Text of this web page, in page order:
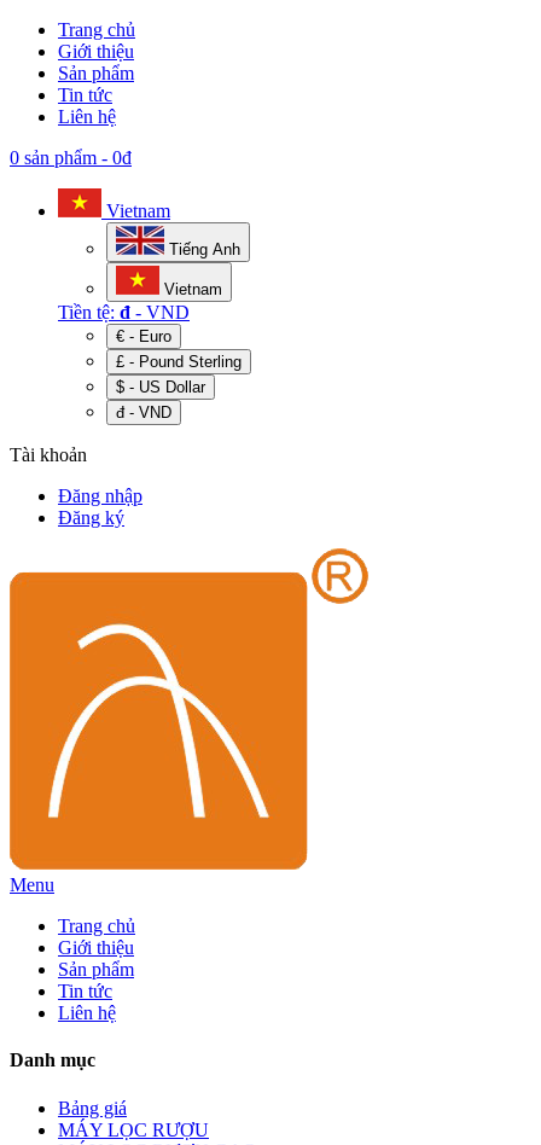
Trang chủ
Giới thiệu
Sản phẩm
Tin tức
Liên hệ
0 sản phẩm - 0đ
Vietnam
Tiếng Anh
Vietnam
Tiền tệ: đ - VND
€ - Euro
£ - Pound Sterling
$ - US Dollar
đ - VND
Tài khoản
Đăng nhập
Đăng ký
Menu
Trang chủ
Giới thiệu
Sản phẩm
Tin tức
Liên hệ
Danh mục
Bảng giá
MÁY LỌC RƯỢU